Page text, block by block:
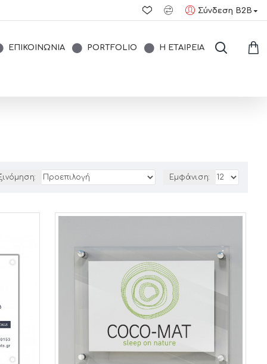
Σύνδεση B2B
ΕΠΙΚΟΙΝΩΝΊΑ PORTFOLIO Η ΕΤΑΙΡΕΊΑ
Εμφάνιση: